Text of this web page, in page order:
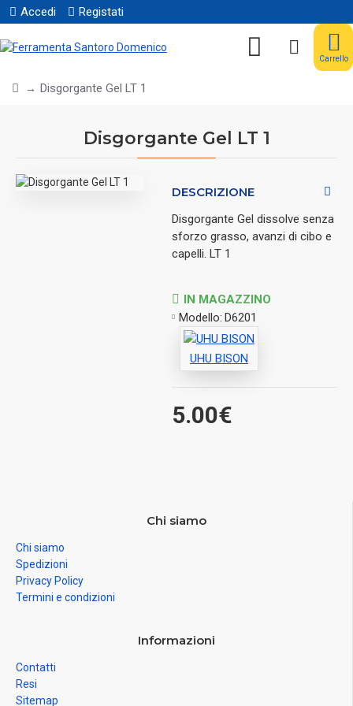
Accedi Registati
Carrello
Disgorgante Gel LT 1
Disgorgante Gel LT 1
DESCRIZIONE
Disgorgante Gel dissolve senza
sforzo grasso, avanzi di cibo e
capelli. LT 1
5.00€
IN MAGAZZINO
Modello: D6201
UHU BISON
Chi siamo
Chi siamo
Spedizioni
Privacy Policy
Termini e condizioni
Informazioni
Contatti
Resi
Sitemap